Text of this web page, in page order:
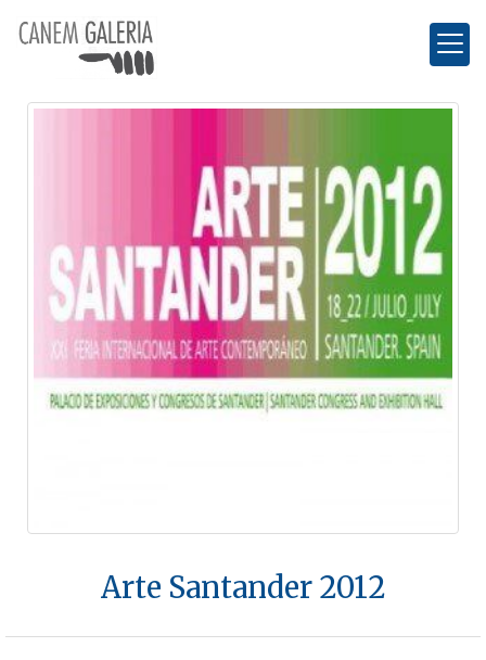
Arte Santander 2012